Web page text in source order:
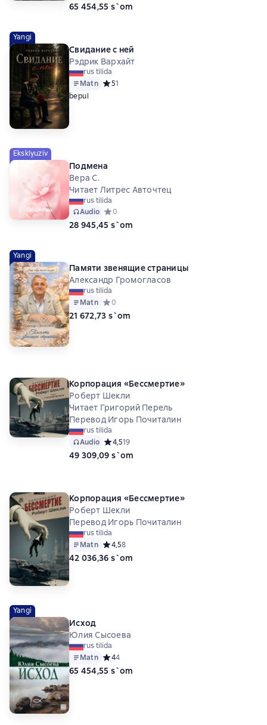
65 454,55 s`om
Yangi
Свидание с ней
Рэдрик Вархайт
rus tilida
Matn Средний рейтинг 5 на основе 1 оценок
51
bepul
Eksklyuziv
Подмена
Вера С.
Читает Литрес Авточтец
rus tilida
Audio Средний рейтинг 0 на основе 0 оценок
0
28 945,45 s`om
Yangi
Памяти звенящие страницы
Александр Громогласов
rus tilida
Matn Средний рейтинг 0 на основе 0 оценок
0
21 672,73 s`om
Корпорация «Бессмертие»
Роберт Шекли
Читает Григорий Перель
Перевод Игорь Почиталин
rus tilida
Audio Средний рейтинг 4,5 на основе 19 оценок
4,519
49 309,09 s`om
Корпорация «Бессмертие»
Роберт Шекли
Перевод Игорь Почиталин
rus tilida
Matn Средний рейтинг 4,5 на основе 8 оценок
4,58
42 036,36 s`om
Yangi
Исход
Юлия Сысоева
rus tilida
Matn Средний рейтинг 4 на основе 4 оценок
44
65 454,55 s`om